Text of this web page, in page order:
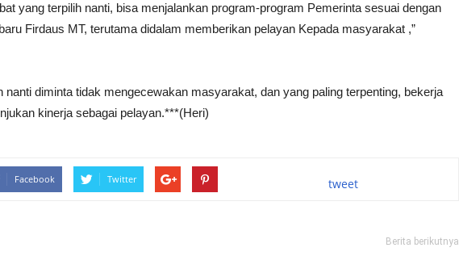
yang terpilih nanti, bisa menjalankan program-program Pemerinta sesuai dengan
Firdaus MT, terutama didalam memberikan pelayan Kepada masyarakat ,”
nanti diminta tidak mengecewakan masyarakat, dan yang paling terpenting, bekerja
kinerja sebagai pelayan.***(Heri)
Facebook Twitter tweet
Berita berikutnya